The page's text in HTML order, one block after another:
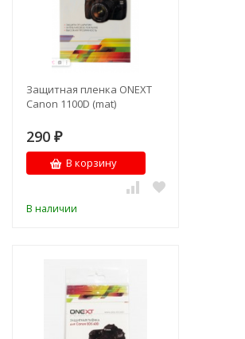
Защитная пленка ONEXT
Canon 1100D (mat)
290 ₽
В корзину
В наличии